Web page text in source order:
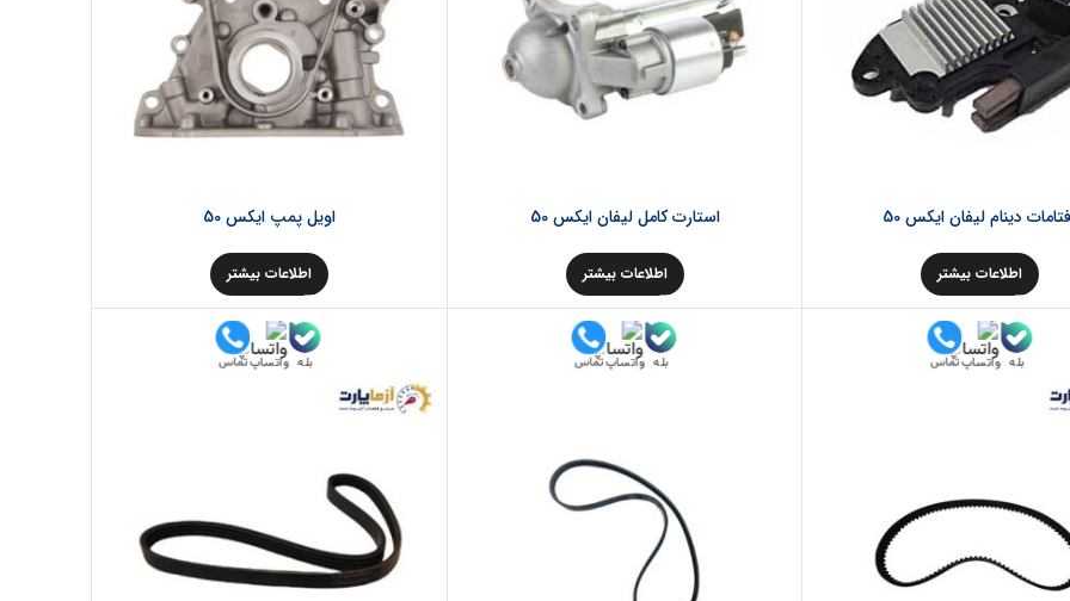
دینام لیفان ایکس 50
اطلاعات بیشتر
استارت کامل لیفان ایکس 50
اطلاعات بیشتر
اویل پمپ ایکس 50
اطلاعات بیشتر
بله واتساپتماس بله واتساپتماس بله واتساپتماس